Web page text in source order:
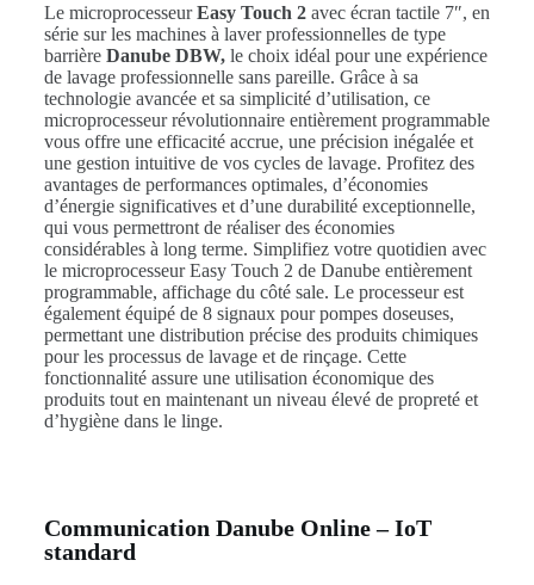
Le microprocesseurEasy Touch 2avec écran tactile 7″, en
série sur les machines à laver professionnelles de type
barrière Danube DBW,le choix idéal pour une expérience
de lavage professionnelle sans pareille. Grâce à sa
technologie avancée et sa simplicité d’utilisation, ce
microprocesseur révolutionnaire entièrement programmable
vous offre une efficacité accrue, une précision inégalée et
une gestion intuitive de vos cycles de lavage. Profitez des
avantages de performances optimales, d’économies
d’énergie significatives et d’une durabilité exceptionnelle,
qui vous permettront de réaliser des économies
considérables à long terme. Simplifiez votre quotidien avec
le microprocesseur Easy Touch 2 de Danube entièrement
programmable, affichage du côté sale. Le processeur est
également équipé de 8 signaux pour pompes doseuses,
permettant une distribution précise des produits chimiques
pour les processus de lavage et de rinçage. Cette
fonctionnalité assure une utilisation économique des
produits tout en maintenant un niveau élevé de propreté et
d’hygiène dans le linge.
Communication Danube Online – IoT
standard